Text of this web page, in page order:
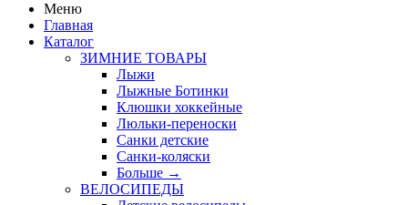
Меню
Главная
Каталог
ЗИМНИЕ ТОВАРЫ
Лыжи
Лыжные Ботинки
Клюшки хоккейные
Люльки-переноски
Санки детские
Санки-коляски
Больше →
ВЕЛОСИПЕДЫ